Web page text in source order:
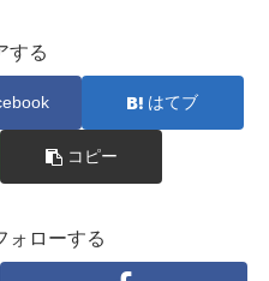
する
はてブ
コピー
ォローする